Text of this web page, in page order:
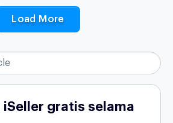
Load More
iSeller gratis selama